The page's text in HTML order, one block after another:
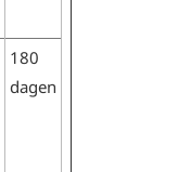
180
dagen